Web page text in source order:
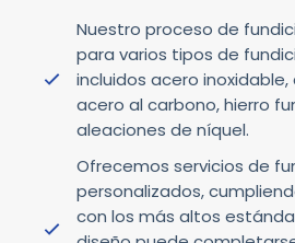
Nuestro proceso de
para varios tipos de
incluidos acero
acero al carbono, hierro
aleaciones de níquel.
Ofrecemos servicios de
personalizados,
con los más altos